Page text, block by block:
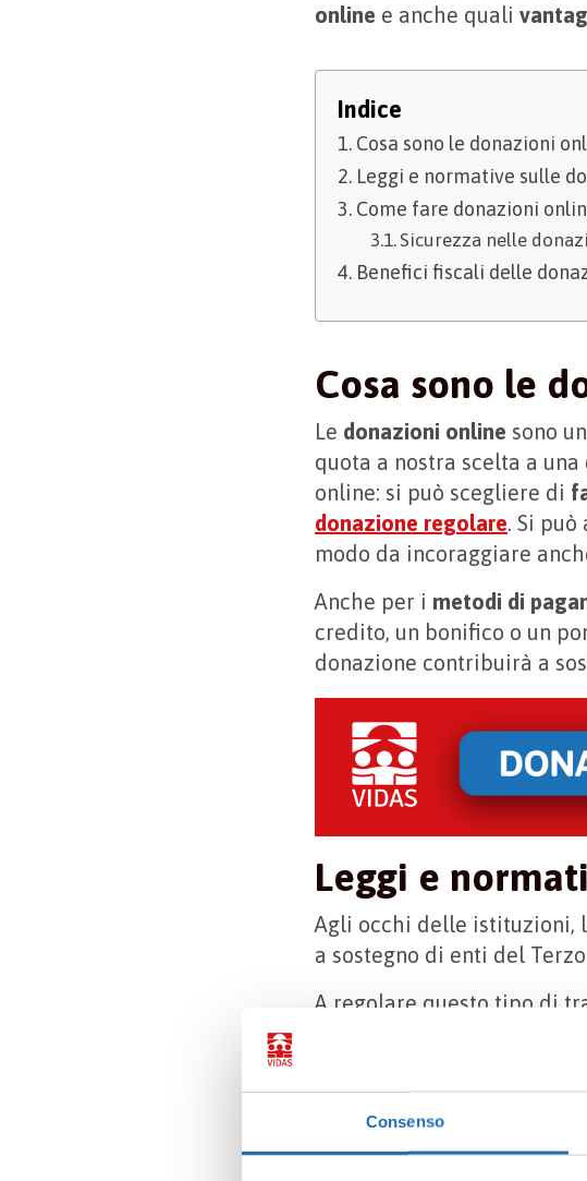
Consenso
online e anche quali
Indice
Cosa sono le donazioni
Leggi e normative sulle
Come fare donazioni
Sicurezza nelle
Benefici fiscali delle
Cosa sono le
Le donazioni online sono
quota a nostra scelta a
online: si può scegliere di
donazione regolare . Si
modo da incoraggiare
Anche per i metodi di
credito, un bonifico o un
donazione contribuirà a
Leggi e
Agli occhi delle istituzioni,
a sostegno di enti del
A regolare questo tipo di
questo decreto sancisce
Le organizzazioni